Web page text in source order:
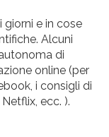
giorni e in cose
Alcuni
di
online (per
i consigli di
ecc. ).